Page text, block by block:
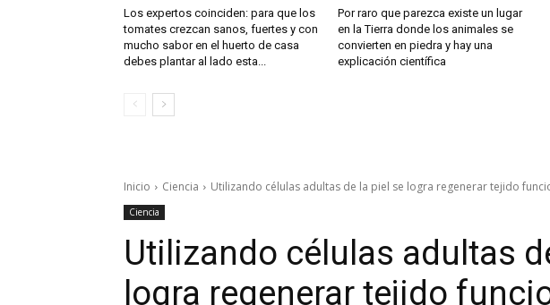
Los expertos coinciden: para que los
tomates crezcan sanos, fuertes y con
mucho sabor en el huerto de casa
debes plantar al lado esta...
Por raro que parezca existe un lugar
en la Tierra donde los animales se
convierten en piedra y hay una
explicación científica